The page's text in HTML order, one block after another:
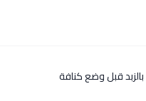
قبل وضع كنافة